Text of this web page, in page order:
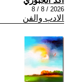
2026 / 8 / 8
الادب والفن